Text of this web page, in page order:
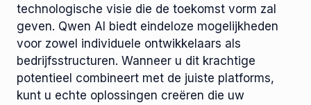
technologische visie die de toekomst vorm zal
geven. Qwen AI biedt eindeloze mogelijkheden
voor zowel individuele ontwikkelaars als
bedrijfsstructuren. Wanneer u dit krachtige
potentieel combineert met de juiste platforms,
kunt u echte oplossingen creëren die uw